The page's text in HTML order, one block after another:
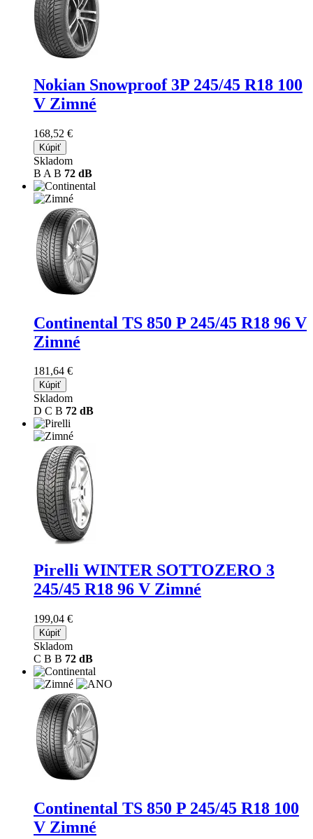
Nokian Snowproof 3P 245/45 R18 100
V Zimné
168,52 €
Kúpiť
Skladom
B A B 72 dB
Continental TS 850 P 245/45 R18 96 V
Zimné
181,64 €
Kúpiť
Skladom
D C B 72 dB
Pirelli WINTER SOTTOZERO 3
245/45 R18 96 V Zimné
199,04 €
Kúpiť
Skladom
C B B 72 dB
Continental TS 850 P 245/45 R18 100
V Zimné